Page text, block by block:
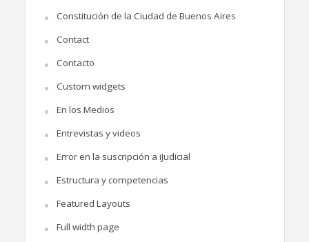
Constitución de la Ciudad de Buenos Aires
Contact
Contacto
Custom widgets
En los Medios
Entrevistas y videos
Error en la suscripción a iJudicial
Estructura y competencias
Featured Layouts
Full width page